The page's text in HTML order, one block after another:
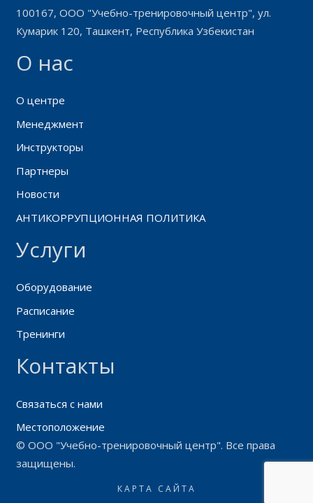
100167, ООО "Учебно-тренировочный центр", ул.
Кумарик 120, Ташкент, Республика Узбекистан
О нас
О центре
Менеджмент
Инструкторы
Партнеры
Новости
АНТИКОРРУПЦИОННАЯ ПОЛИТИКА
Услуги
Оборудование
Расписание
Тренинги
Контакты
Связаться с нами
Местоположение
© ООО "Учебно-тренировочный центр". Все права
защищены.
КАРТА САЙТА